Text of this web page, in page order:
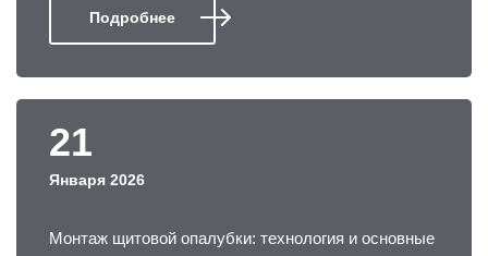
Подробнее
21
Января 2026
Монтаж щитовой опалубки: технология и основные